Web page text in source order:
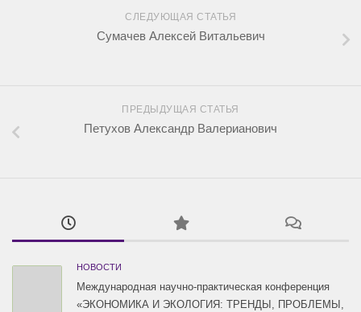
2017 / #1
2016 / #2
2015 / #2
СЛЕДУЮЩАЯ СТАТЬЯ
Сумачев Алексей Витальевич
ПРЕДЫДУЩАЯ СТАТЬЯ
Петухов Александр Валерианович
НОВОСТИ
Международная научно-практическая конференция
«ЭКОНОМИКА И ЭКОЛОГИЯ: ТРЕНДЫ, ПРОБЛЕМЫ,